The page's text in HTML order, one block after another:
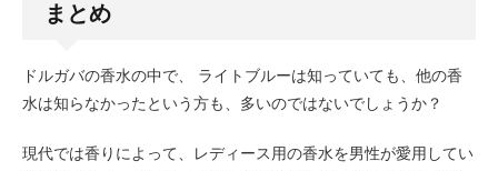
まとめ
ドルガバの香水の中で、 ライトブルーは知っていても、他の香
水は知らなかったという方も、多いのではないでしょうか？
現代では香りによって、レディース用の香水を男性が愛用してい